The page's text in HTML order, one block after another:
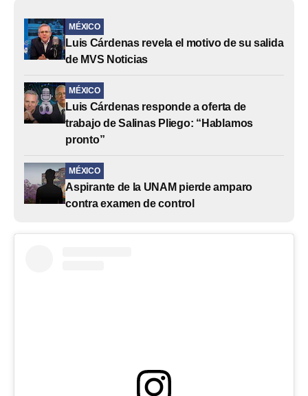
MÉXICO
Luis Cárdenas revela el motivo de su salida
de MVS Noticias
MÉXICO
Luis Cárdenas responde a oferta de
trabajo de Salinas Pliego: “Hablamos
pronto”
MÉXICO
Aspirante de la UNAM pierde amparo
contra examen de control